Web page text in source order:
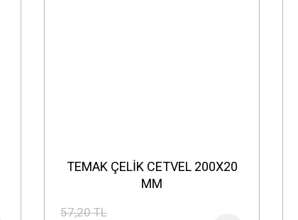
TEMAK ÇELİK CETVEL 200X20
MM
57,20 TL